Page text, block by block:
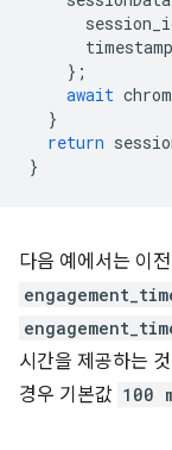
timestamp
};
await
}
return
}
다음 예에서는 이
시간을 제공하는
경우 기본값 100